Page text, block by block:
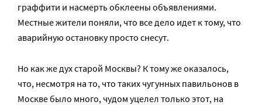
граффити и насмерть обклеены объявлениями.
Местные жители поняли, что все дело идет к тому, что
аварийную остановку просто снесут.
Но как же дух старой Москвы? К тому же оказалось,
что, несмотря на то, что таких чугунных павильонов в
Москве было много, чудом уцелел только этот, на